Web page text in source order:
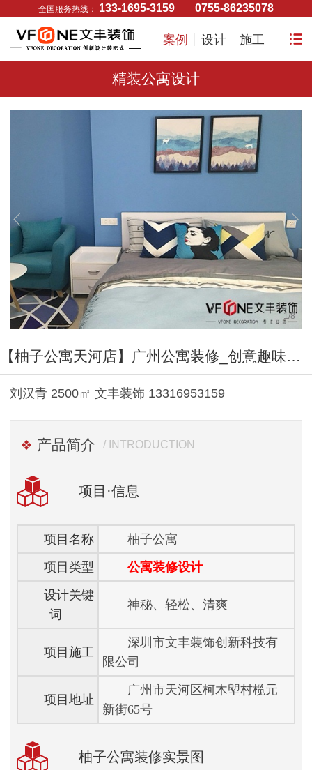
全国服务热线： 133-1695-3159 0755-86235078
案例 设计 施工
精装公寓设计
1/8
【柚子公寓天河店】广州公寓装修_创意趣味风_文丰装饰公司
刘汉青 2500㎡ 文丰装饰 13316953159
产品简介 / INTRODUCTION
项目 ·信息
项目名称
柚子公寓
项目类型
公寓装修设计
设计关键
词
神秘、轻松、清爽
项目施工
深圳市文丰装饰创新科技有
限公司
项目地址
广州市天河区柯木塱村榄元
新街65号
柚子公寓装修实景图